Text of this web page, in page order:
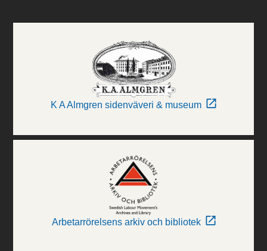
K A Almgren sidenväveri & museum
Arbetarrörelsens arkiv och bibliotek